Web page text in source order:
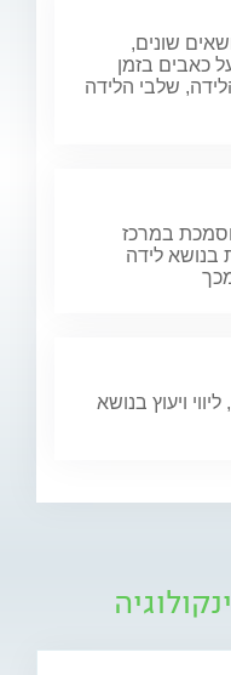
שונים,
כאבים בזמן
שלבי הלידה
במרכז
בנושא לידה
ויעוץ בנושא